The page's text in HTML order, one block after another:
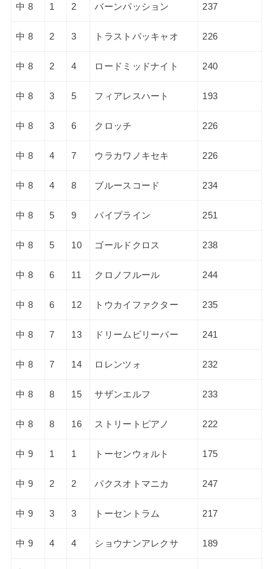
中 8 1 2 バーンパッション 237
中 8 2 3 トラストパッキャオ 226
中 8 2 4 ロードミッドナイト 240
中 8 3 5 フィアレスハート 193
中 8 3 6 クロッチ 226
中 8 4 7 ウラカワノキセキ 226
中 8 4 8 ブルースコード 234
中 8 5 9 パイプライン 251
中 8 5 10 ゴールドクロス 238
中 8 6 11 クロノフルール 244
中 8 6 12 トウカイファクター 235
中 8 7 13 ドリームビリーバー 241
中 8 7 14 ロレンツォ 232
中 8 8 15 サザンエルフ 233
中 8 8 16 ストリートピアノ 222
中 9 1 1 トーセンウォルト 175
中 9 2 2 パクスオトマニカ 247
中 9 3 3 トーセントラム 217
中 9 4 4 ショウナンアレクサ 189